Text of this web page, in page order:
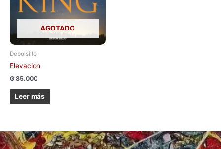
AGOTADO
Debolsillo
Elevacion
₲ 85.000
Leer más